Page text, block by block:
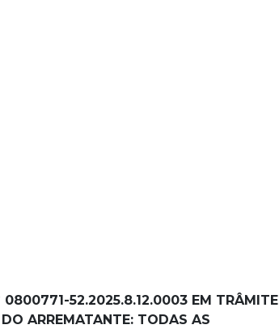
0800771-52.2025.8.12.0003 EM TRÂMITE
ARREMATANTE: TODAS AS